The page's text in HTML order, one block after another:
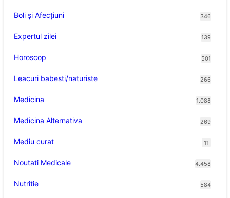
Boli și Afecțiuni 346
Expertul zilei 139
Horoscop 501
Leacuri babesti/naturiste 266
Medicina 1.088
Medicina Alternativa 269
Mediu curat 11
Noutati Medicale 4.458
Nutritie 584